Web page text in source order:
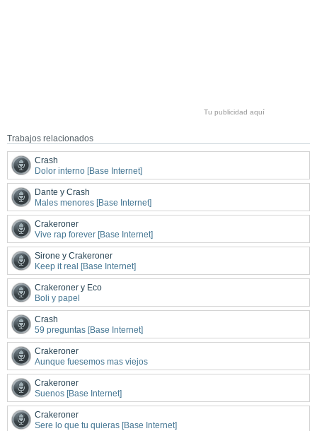
Tu publicidad aquí
Trabajos relacionados
Crash
Dolor interno [Base Internet]
Dante y Crash
Males menores [Base Internet]
Crakeroner
Vive rap forever [Base Internet]
Sirone y Crakeroner
Keep it real [Base Internet]
Crakeroner y Eco
Boli y papel
Crash
59 preguntas [Base Internet]
Crakeroner
Aunque fuesemos mas viejos
Crakeroner
Suenos [Base Internet]
Crakeroner
Sere lo que tu quieras [Base Internet]